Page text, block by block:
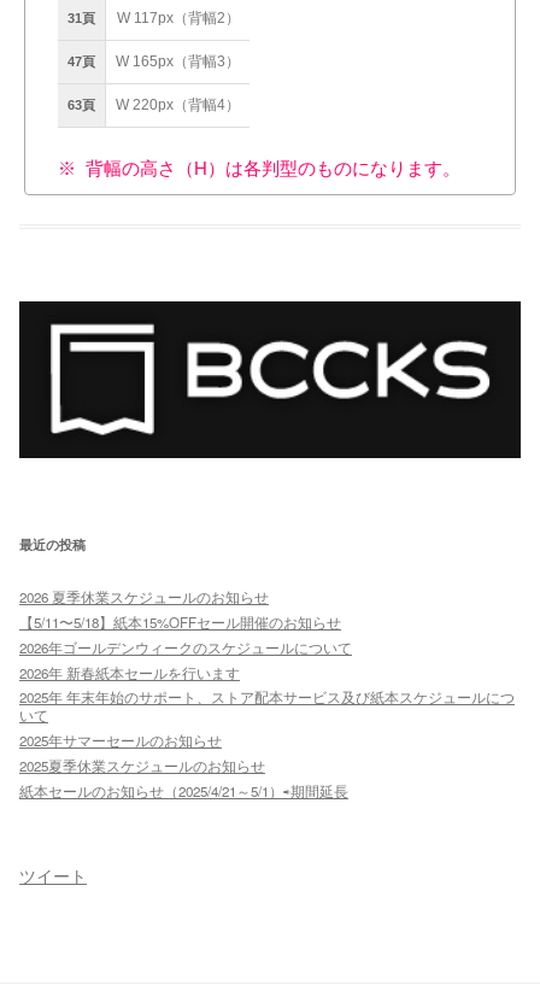
31頁 W 117px（背幅2）
47頁 W 165px（背幅3）
63頁 W 220px（背幅4）
背幅の高さ（H）は各判型のものになります。
最近の投稿
2026 夏季休業スケジュールのお知らせ
【5/11〜5/18】紙本15%OFFセール開催のお知らせ
2026年ゴールデンウィークのスケジュールについて
2026年 新春紙本セールを行います
2025年 年末年始のサポート、ストア配本サービス及び紙本スケジュールにつ
いて
2025年サマーセールのお知らせ
2025夏季休業スケジュールのお知らせ
紙本セールのお知らせ（2025/4/21～5/1）⇨期間延長
ツイート